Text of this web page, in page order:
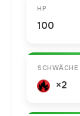
HP
100
SCHWÄCHE
×2